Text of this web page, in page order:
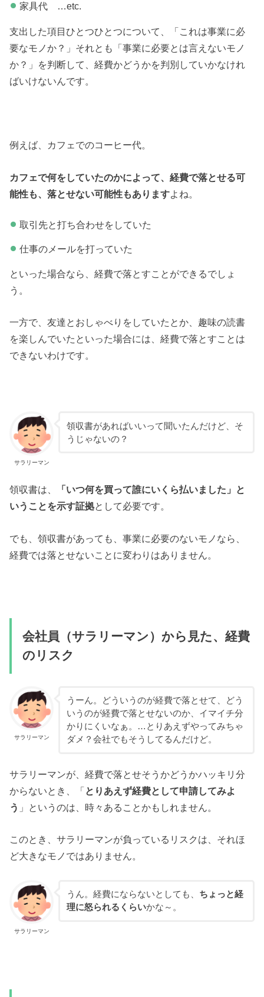
家具代 …etc.
支出した項目ひとつひとつについて、「これは事業に必
要なモノか？」それとも「事業に必要とは言えないモノ
か？」を判断して、経費かどうかを判別していかなけれ
ばいけないんです。
例えば、カフェでのコーヒー代。
カフェで何をしていたのかによって、経費で落とせる可
能性も、落とせない可能性もありますよね。
取引先と打ち合わせをしていた
仕事のメールを打っていた
といった場合なら、経費で落とすことができるでしょ
う。
一方で、友達とおしゃべりをしていたとか、趣味の読書
を楽しんでいたといった場合には、経費で落とすことは
できないわけです。
サラリーマン
領収書があればいいって聞いたんだけど、そ
うじゃないの？
領収書は、
「いつ何を買って誰にいくら払いました」と
いうことを示す証拠として必要です。
でも、領収書があっても、事業に必要のないモノなら、
経費では落とせないことに変わりはありません。
会社員（サラリーマン）から見た、経費
のリスク
サラリーマン
うーん。どういうのが経費で落とせて、どう
いうのが経費で落とせないのか、イマイチ分
かりにくいなぁ。…とりあえずやってみちゃ
ダメ？会社でもそうしてるんだけど。
サラリーマンが、経費で落とせそうかどうかハッキリ分
からないとき、「とりあえず経費として申請してみよ
う 」というのは、時々あることかもしれません。
このとき、サラリーマンが負っているリスクは、それほ
ど大きなモノではありません。
サラリーマン
うん。経費にならないとしても、 ちょっと経
理に怒られるくらいかな～。